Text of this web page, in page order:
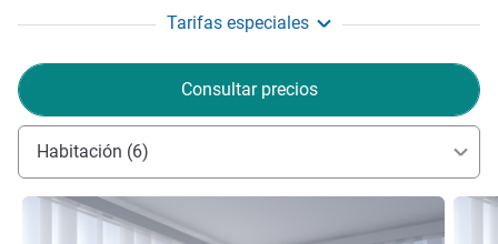
Tarifas especiales
Consultar precios
Habitación (6)
Más información Más